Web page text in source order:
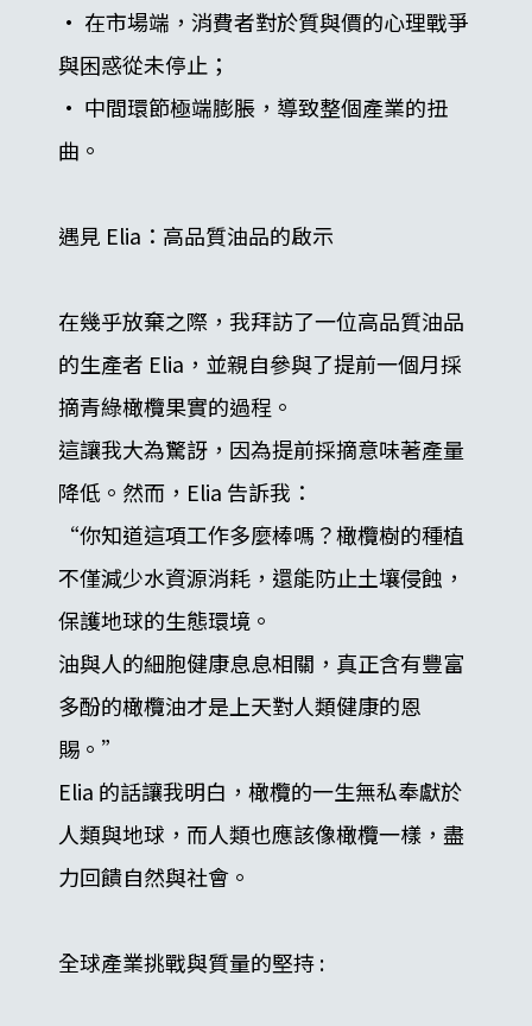
• 在市場端，消費者對於質與價的心理戰爭
與困惑從未停止；
• 中間環節極端膨脹，導致整個產業的扭
曲。
遇見 Elia：高品質油品的啟示
在幾乎放棄之際，我拜訪了一位高品質油品
的生產者 Elia，並親自參與了提前一個月採
摘青綠橄欖果實的過程。
這讓我大為驚訝，因為提前採摘意味著產量
降低。然而，Elia 告訴我：
“你知道這項工作多麼棒嗎？橄欖樹的種植
不僅減少水資源消耗，還能防止土壤侵蝕，
保護地球的生態環境。
油與人的細胞健康息息相關，真正含有豐富
多酚的橄欖油才是上天對人類健康的恩
賜。”
Elia 的話讓我明白，橄欖的一生無私奉獻於
人類與地球，而人類也應該像橄欖一樣，盡
力回饋自然與社會。
全球產業挑戰與質量的堅持 :